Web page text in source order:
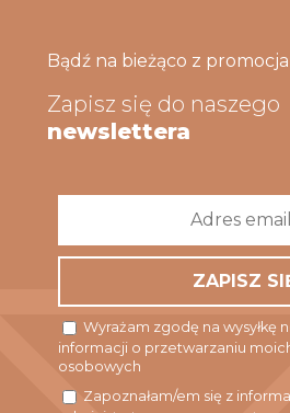
Bądź na bieżąco z
Zapisz się do naszego
newslettera
Wyrażam zgodę na wysyłkę
informacji o przetwarzaniu
osobowych
Zapoznałam/em się z